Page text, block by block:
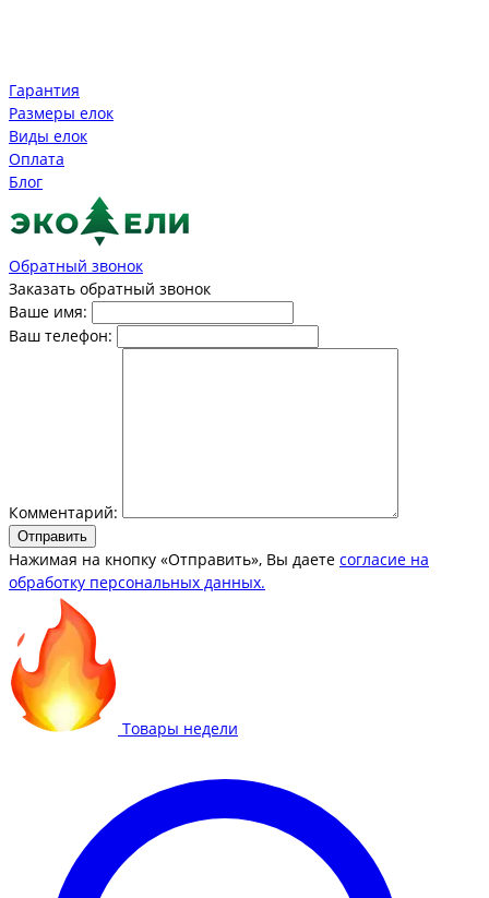
Гарантия
Размеры елок
Виды елок
Оплата
Блог
Обратный звонок
Заказать обратный звонок
Ваше имя:
Ваш телефон:
Комментарий:
Отправить
Нажимая на кнопку «Отправить», Вы даете согласие на
обработку персональных данных.
Товары недели